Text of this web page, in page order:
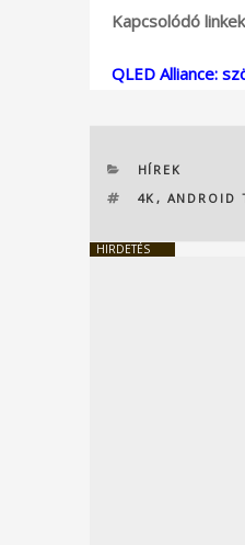
Kapcsolódó
QLED Alliance:
KATEGÓRIÁK
HÍREK
CÍMKÉK
4K , ANDROID
HIRDETÉS